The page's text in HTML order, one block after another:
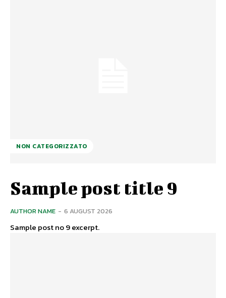
NON CATEGORIZZATO
Sample post title 9
AUTHOR NAME - 6 AUGUST 2026
Sample post no 9 excerpt.